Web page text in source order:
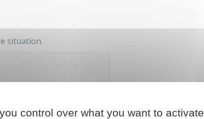
situation.
control over what you want to activate